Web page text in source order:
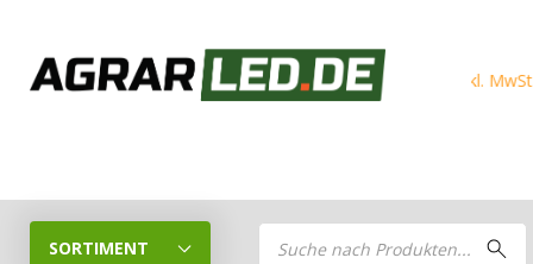
SORTIMENT
Products
search